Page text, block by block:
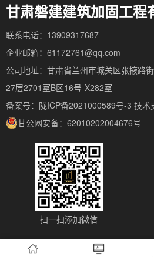
甘肃磐建建筑加固工程
联系电话：13909317687
企业邮箱：61172761@qq.com
公司地址：甘肃省兰州市城关区张掖路
27层2701室B区16号-X282室
备案号：陇ICP备2021000589号-3 技术
甘公网安备：62010202004676号
扫一扫添加微信